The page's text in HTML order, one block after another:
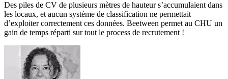
Des piles de CV de plusieurs mètres de hauteur s’accumulaient dans
les locaux, et aucun système de classification ne permettait
d’exploiter correctement ces données. Beetween permet au CHU un
gain de temps réparti sur tout le process de recrutement !